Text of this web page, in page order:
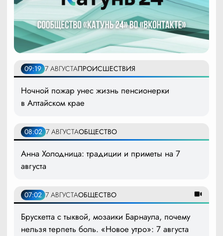
09:19 7 АВГУСТАПРОИСШЕСТВИЯ
Ночной пожар унес жизнь пенсионерки
в Алтайском крае
08:02 7 АВГУСТАОБЩЕСТВО
Анна Холодница: традиции и приметы на 7
августа
07:02 7 АВГУСТАОБЩЕСТВО
Брускетта с тыквой, мозаики Барнаула, почему
нельзя терпеть боль. «Новое утро»: 7 августа